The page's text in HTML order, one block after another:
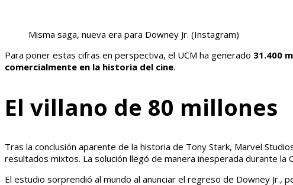
Misma saga, nueva era para Downey Jr. (Instagram)
Para poner estas cifras en perspectiva, el UCM ha generado 31.400
comercialmente en la historia del cine.
El villano de 80 millones
Tras la conclusión aparente de la historia de Tony Stark, Marvel
resultados mixtos. La solución llegó de manera inesperada durante la
El estudio sorprendió al mundo al anunciar el regreso de Downey Jr.,